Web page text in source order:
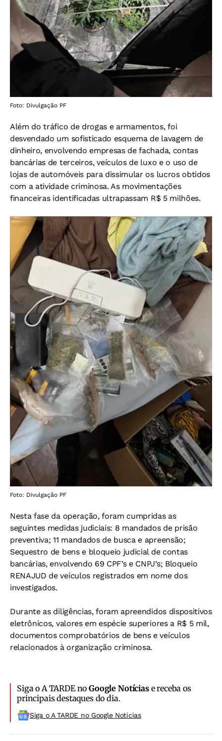
Foto: Divulgação PF
Além do tráfico de drogas e armamentos, foi
desvendado um sofisticado esquema de lavagem de
dinheiro, envolvendo empresas de fachada, contas
bancárias de terceiros, veículos de luxo e o uso de
lojas de automóveis para dissimular os lucros obtidos
com a atividade criminosa. As movimentações
financeiras identificadas ultrapassam R$ 5 milhões.
Foto: Divulgação PF
Nesta fase da operação, foram cumpridas as
seguintes medidas judiciais: 8 mandados de prisão
preventiva; 11 mandados de busca e apreensão;
Sequestro de bens e bloqueio judicial de contas
bancárias, envolvendo 69 CPF’s e CNPJ’s; Bloqueio
RENAJUD de veículos registrados em nome dos
investigados.
Durante as diligências, foram apreendidos dispositivos
eletrônicos, valores em espécie superiores a R$ 5 mil,
documentos comprobatórios de bens e veículos
relacionados à organização criminosa.
Siga o A TARDE noGoogle Notíciase receba os
principais destaques do dia.
Siga o A TARDE no Google Noticias